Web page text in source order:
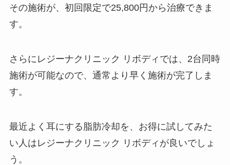
その施術が、初回限定で25,800円から治療できま
す。
さらにレジーナクリニック リボディでは、2台同時
施術が可能なので、通常より早く施術が完了しま
す。
最近よく耳にする脂肪冷却を、お得に試してみた
い人はレジーナクリニック リボディが良いでしょ
う。